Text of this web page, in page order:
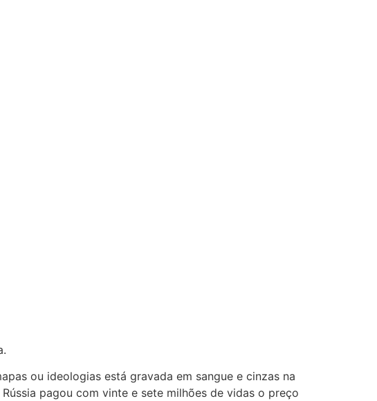
ou ideologias está gravada em sangue e cinzas na
pagou com vinte e sete milhões de vidas o preço